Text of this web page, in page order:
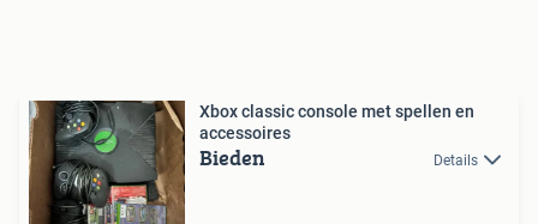
Xbox classic console met spellen en
accessoires
Bieden Details